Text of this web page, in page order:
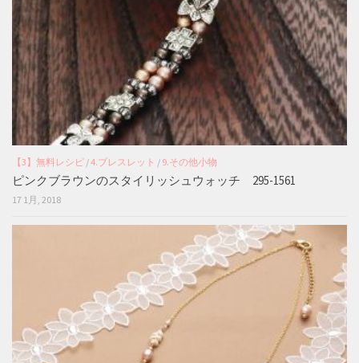
【3】無料レシピ /4.ブレスレット / 9.その他小物
ピンクブラウンのスタイリッシュウォッチ 295-1561
17 1月, 2018